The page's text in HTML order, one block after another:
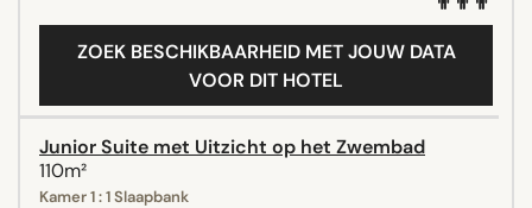
ZOEK BESCHIKBAARHEID MET JOUW DATA
VOOR DIT HOTEL
Junior Suite met Uitzicht op het Zwembad
110m²
Kamer 1 : 1 Slaapbank